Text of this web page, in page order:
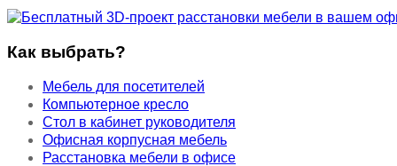
Как выбрать?
Мебель для посетителей
Компьютерное кресло
Стол в кабинет руководителя
Офисная корпусная мебель
Расстановка мебели в офисе